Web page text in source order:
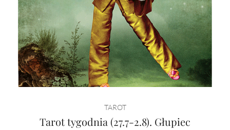
TAROT
Tarot tygodnia (27.7-2.8). Głupiec